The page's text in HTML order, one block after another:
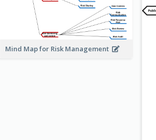
Mind Map for Risk Management